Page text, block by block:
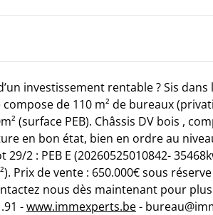
investissement rentable ? Sis
de 110 m² de bureaux
(surface PEB). Châssis DV bois ,
en bon état, bien en ordre au
2 : PEB E (20260525010842-
Prix de vente : 650.000€ sous
nous dès maintenant pour
-www.immexperts.be-